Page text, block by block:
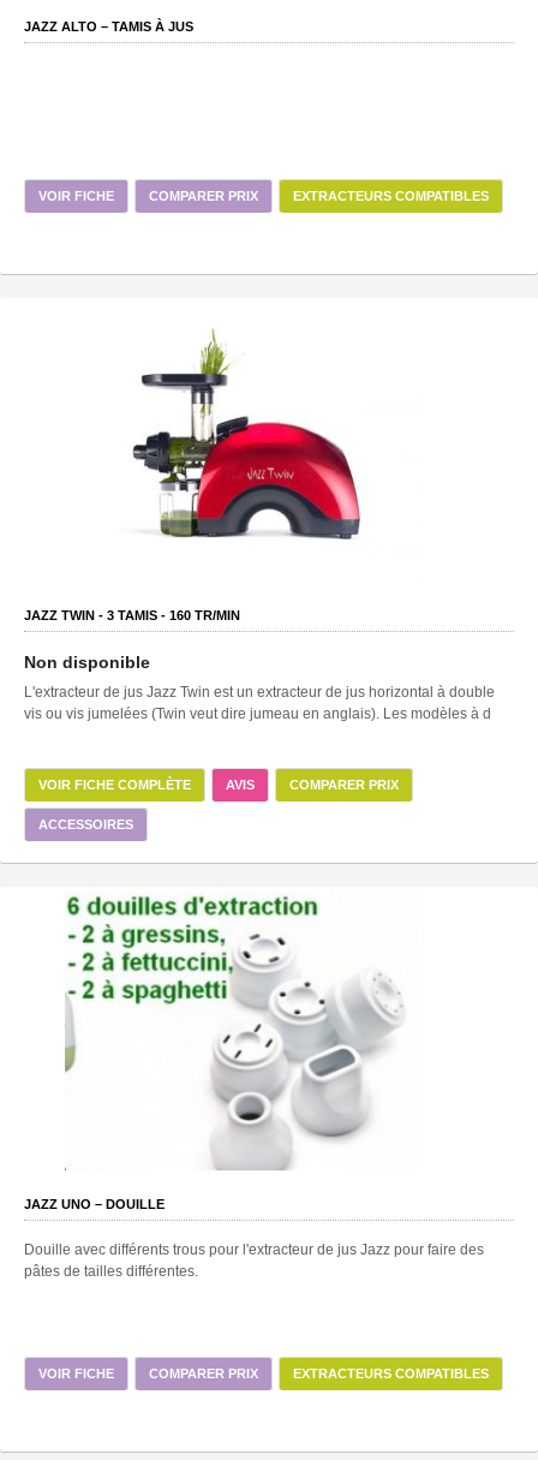
JAZZ ALTO – TAMIS À JUS
VOIR FICHE COMPARER PRIX EXTRACTEURS COMPATIBLES
JAZZ TWIN - 3 TAMIS - 160 TR/MIN
Non disponible
L'extracteur de jus Jazz Twin est un extracteur de jus horizontal à double
vis ou vis jumelées (Twin veut dire jumeau en anglais). Les modèles à d
VOIR FICHE COMPLÈTE AVIS COMPARER PRIX
ACCESSOIRES
JAZZ UNO – DOUILLE
Douille avec différents trous pour l'extracteur de jus Jazz pour faire des
pâtes de tailles différentes.
VOIR FICHE COMPARER PRIX EXTRACTEURS COMPATIBLES